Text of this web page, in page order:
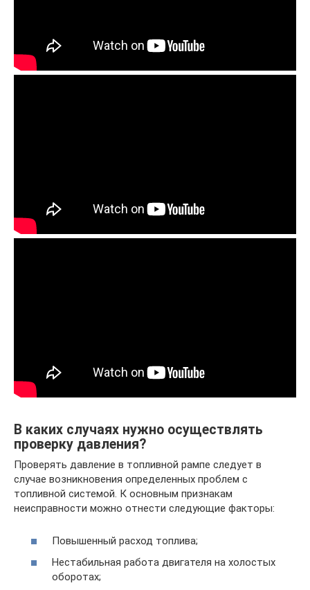
В каких случаях нужно осуществлять
проверку давления?
Проверять давление в топливной рампе следует в
случае возникновения определенных проблем с
топливной системой. К основным признакам
неисправности можно отнести следующие факторы:
Повышенный расход топлива;
Нестабильная работа двигателя на холостых
оборотах;